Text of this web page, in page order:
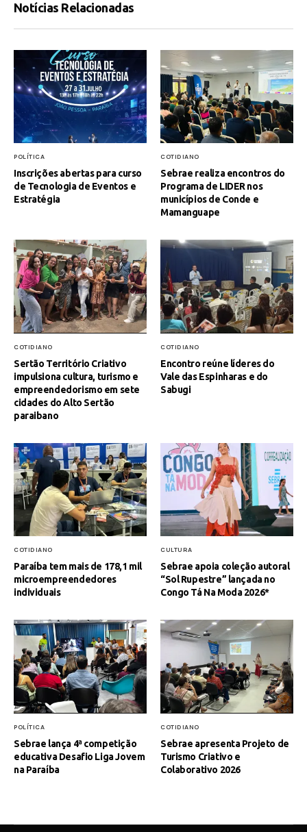
Notícias Relacionadas
POLÍTICA
Inscrições abertas para curso
de Tecnologia de Eventos e
Estratégia
COTIDIANO
Sebrae realiza encontros do
Programa de LIDER nos
municípios de Conde e
Mamanguape
COTIDIANO
Sertão Território Criativo
impulsiona cultura, turismo e
empreendedorismo em sete
cidades do Alto Sertão
paraibano
COTIDIANO
Encontro reúne líderes do
Vale das Espinharas e do
Sabugi
COTIDIANO
Paraíba tem mais de 178,1 mil
microempreendedores
individuais
CULTURA
Sebrae apoia coleção autoral
“Sol Rupestre” lançada no
Congo Tá Na Moda 2026*
POLÍTICA
Sebrae lança 4ª competição
educativa Desafio Liga Jovem
na Paraíba
COTIDIANO
Sebrae apresenta Projeto de
Turismo Criativo e
Colaborativo 2026